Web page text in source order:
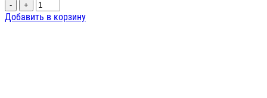
- +
Добавить в корзину